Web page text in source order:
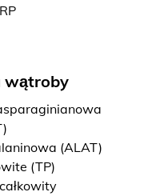
wątroby
(ALAT)
(TP)